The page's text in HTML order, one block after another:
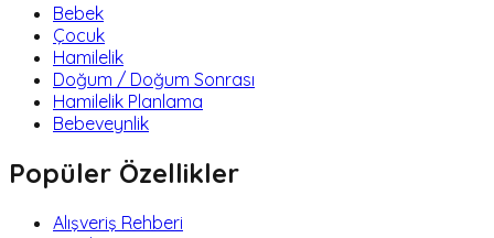
Bebek
Çocuk
Hamilelik
Doğum / Doğum Sonrası
Hamilelik Planlama
Bebeveynlik
Popüler Özellikler
Alışveriş Rehberi